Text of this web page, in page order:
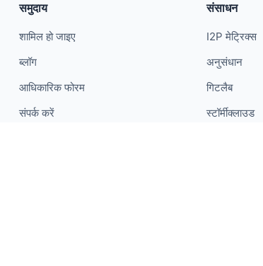
समुदाय
शामिल हो जाइए
ब्लॉग
आधिकारिक फोरम
संपर्क करें
संसाधन
I2P मेट्रिक्स
अनुसंधान
गिटलैब
स्टॉर्मीक्लाउड